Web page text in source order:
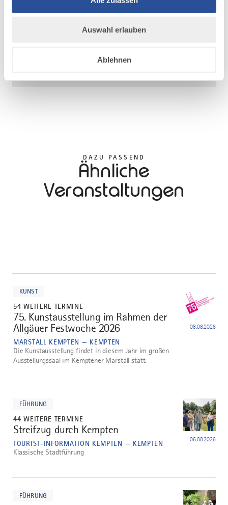
Auswahl erlauben
Ablehnen
DAZU PASSEND
Ähnliche
Veranstaltungen
KUNST
54 WEITERE TERMINE
1
75. Kunstausstellung im Rahmen der
Allgäuer Festwoche 2026
MARSTALL KEMPTEN — KEMPTEN
08.08.2026
Die Kunstausstellung findet in diesem Jahr im großen
Ausstellungssaal im Kemptener Marstall statt.
FÜHRUNG
44 WEITERE TERMINE
2
Streifzug durch Kempten
TOURIST-INFORMATION KEMPTEN — KEMPTEN 06.08.2026
Klassische Stadtführung
FÜHRUNG